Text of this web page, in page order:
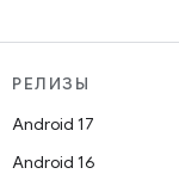
РЕЛИЗЫ
Android 17
Android 16